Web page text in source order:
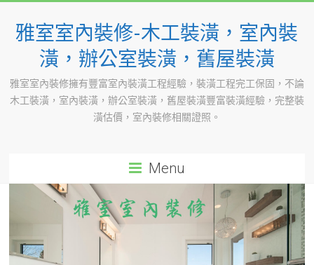
content
雅室室內裝修-木工裝潢，室內裝
潢，辦公室裝潢，舊屋裝潢
雅室室內裝修擁有豐富室內裝潢工程經驗，裝潢工程完工保固，不論
木工裝潢，室內裝潢，辦公室裝潢，舊屋裝潢豐富裝潢經驗，完整裝
潢估價，室內裝修相關證照。
Menu